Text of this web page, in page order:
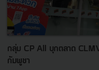
กลุ่ม CP All บุกตลาด CLMV
กัมพูชา